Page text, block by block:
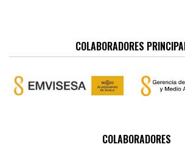
COLABORADORES
COLABORADORES